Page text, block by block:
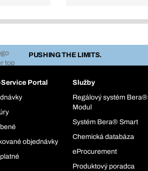
PUSHING THE LIMITS.
Portal
objednávky
Služby
Regálový systém Bera®
Modul
Systém Bera® Smart
Chemická databáza
eProcurement
Produktový poradca